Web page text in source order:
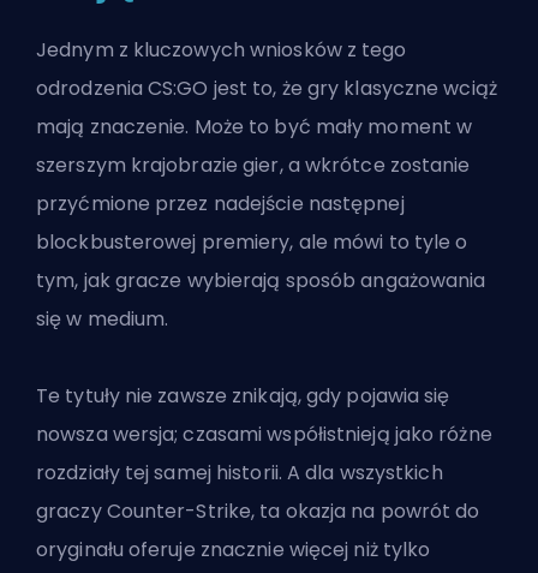
Jednym z kluczowych wniosków z tego
odrodzenia CS:GO jest to, że gry klasyczne wciąż
mają znaczenie. Może to być mały moment w
szerszym krajobrazie gier, a wkrótce zostanie
przyćmione przez nadejście następnej
blockbusterowej premiery, ale mówi to tyle o
tym, jak gracze wybierają sposób angażowania
się w medium.
Te tytuły nie zawsze znikają, gdy pojawia się
nowsza wersja; czasami współistnieją jako różne
rozdziały tej samej historii. A dla wszystkich
graczy Counter-Strike, ta okazja na powrót do
oryginału oferuje znacznie więcej niż tylko